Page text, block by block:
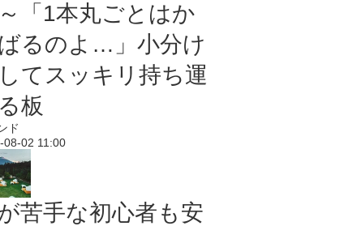
「1本丸ごとはか
るのよ…」小分け
てスッキリ持ち運
板
ド
08-02 11:00
苦手な初心者も安